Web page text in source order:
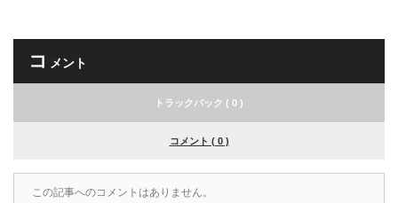
コ メント
トラックバック ( 0 )
コメント ( 0 )
この記事へのコメントはありません。